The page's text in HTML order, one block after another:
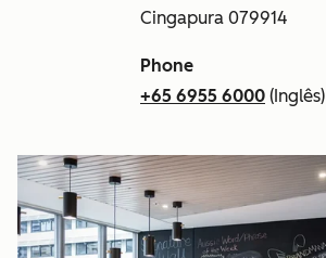
Cingapura 079914
Phone
+65 6955 6000 (Inglês)